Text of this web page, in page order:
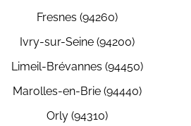
Fresnes (94260)
Ivry-sur-Seine (94200)
Limeil-Brévannes (94450)
Marolles-en-Brie (94440)
Orly (94310)